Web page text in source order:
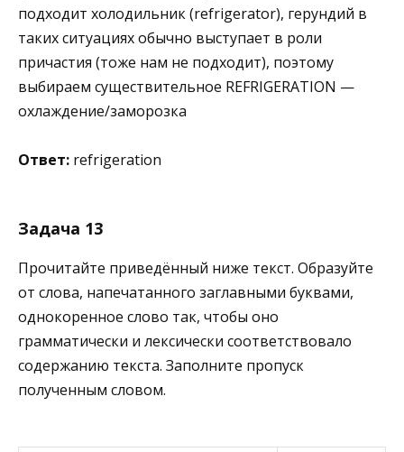
подходит холодильник (refrigerator), герундий в
таких ситуациях обычно выступает в роли
причастия (тоже нам не подходит), поэтому
выбираем существительное REFRIGERATION —
охлаждение/заморозка
Ответ: refrigeration
Задача 13
Прочитайте приведённый ниже текст. Образуйте
от слова, напечатанного заглавными буквами,
однокоренное слово так, чтобы оно
грамматически и лексически соответствовало
содержанию текста. Заполните пропуск
полученным словом.